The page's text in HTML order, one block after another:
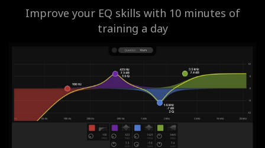
Improve your EQ skills with 10 minutes of
training a day